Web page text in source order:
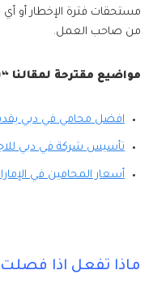
مستحقات فترة الإخطار أو
من صاحب العمل.
مواضيع مقترحة
افضل محامي في دبي
تأسيس شركة في دبي
أسعار المحامين في
ماذا تفعل اذا